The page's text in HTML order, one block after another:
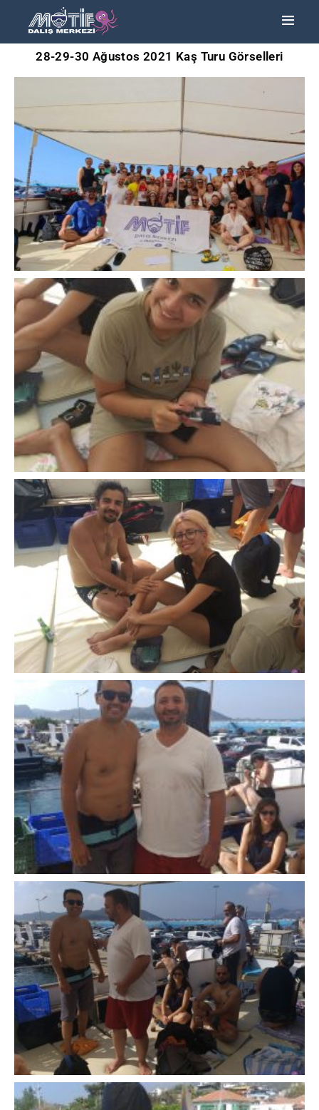
EĞITIMLER –
KURSLAR
FOTOĞRAF
ALBÜMLERI
ÜCRETLERIMIZ
HAKKIMIZDA
İLETIŞIM
28-29-30 Ağustos 2021 Kaş Turu Görselleri